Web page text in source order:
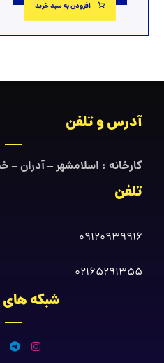
افزودن به سبد خرید
آدرس و تلفن
کارخانه : اسلامشهر – آدران –
تلفن
09120939916
02165291355
شبکه